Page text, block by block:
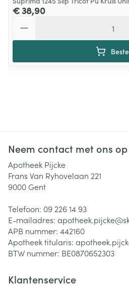
€ 38,90
Neem contact met ons op
Apotheek Pijcke
Frans Van Ryhovelaan 221
9000 Gent
Telefoon: 09 226 14 93
E-mailadres: apotheek.pijcke@
APB nummer: 442160
Apotheek titularis:
BTW nummer: BE0870652303
Klantenservice